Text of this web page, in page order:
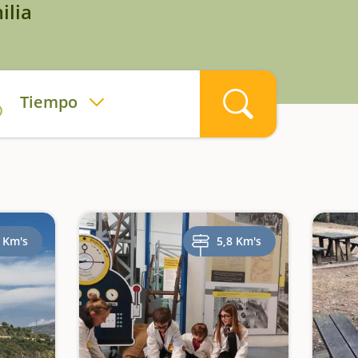
Tiempo
5,8 Km's